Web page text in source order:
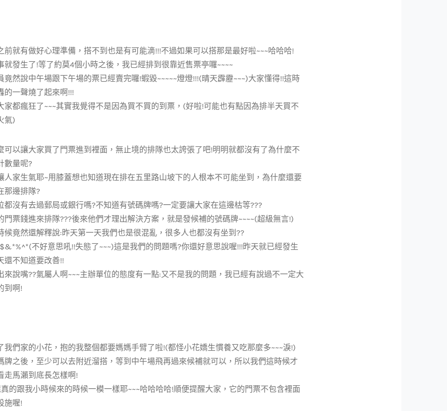
前就有做好心理準備，搭不到也是有可能滴!!!不過如果可以搭那是最好啦~~~哈哈哈!
就發生了!等了約莫4個小時之後，我已經排到很靠近售票亭囉~~~~
竟然說中午場跟下午場的票已經賣完囉!蝦毀~~~~~燈燈!!!(晴天霹靂~~~)大家懂得!!這時
的一聲燒了起來啊!!!
家都瘋狂了~~~其實我覺得不是因為買不買的到票，(好啦!可能也有點因為排半天買不
氣)
可以讓大家買了門票進到裡面，無止境的排隊也太誇張了吧!明明就都沒有了為什麼不
數量呢?
人家生氣耶~用膝蓋想也知道現在排在五里路山坡下的人根本不可能坐到，為什麼還要
那邊排隊?
都沒有去過郵局或銀行嗎?不知道有號碼牌嗎?一定要讓大家在這邊枯等???
門票錢進來排隊???後來他們才理出解決方案，就是發候補的號碼牌~~~~(超級無言!)
候竟然還解釋說:昨天第一天我們也是很混亂，很多人也都沒有坐到??
不好意思吼!!失態了~~~)這是我們的問題嗎?你還好意思說喔!!!昨天就已經發生
還不知道要改善!!
來說嘴??氣屬人啊~~~主辦單位的態度有一點:又不是我的問題，我已經有說過不一定大
到啊!
我們家的小花，抱的我整個都要媽媽手臂了啦!(都怪小花嬌生慣養又吃那麼多~~~淚!)
牌之後，至少可以去附近溜搭，等到中午場飛再過來候補就可以，所以我們這時候才
走馬瀨到底長怎樣啊!
的跟我小時候來的時候一模一樣耶~~~哈哈哈哈!順便提醒大家，它的門票不包含裡面
施喔!